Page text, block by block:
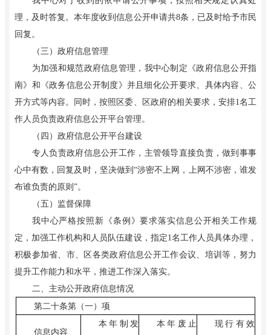
理，及时答复。本年度收到信息公开申请共8条，已及时给予市民
回复。
（三）政府信息管理
为加强和规范政府信息管理，我中心制定《政府信息公开指
南》和《政务信息公开制度》并且细化公开要求、具体内容、公
开方式等内容。同时，按照区委、区政府的相关要求，安排1名工
作人员负责政府信息公开平台管理。
（四）政府信息公开平台建设
专人负责政府信息公开工作，主管领导直接负责，做到事事
心中有数，回复及时，坚决做到“涉密不上网，上网不涉密，谁发
布谁负责的原则”。
（五）监督保障
我中心严格按照新《条例》要求落实信息公开相关工作规
定，加强工作机构和人员队伍建设，指定1名工作人员具体办理，
积极参加省、市、区各类政府信息公开工作会议、培训等，努力
提升工作能力和水平，推进工作深入落实。
二、主动公开政府信息情况
第二十条第（一）项
信息内容
本年制发 本年废止 现行有效